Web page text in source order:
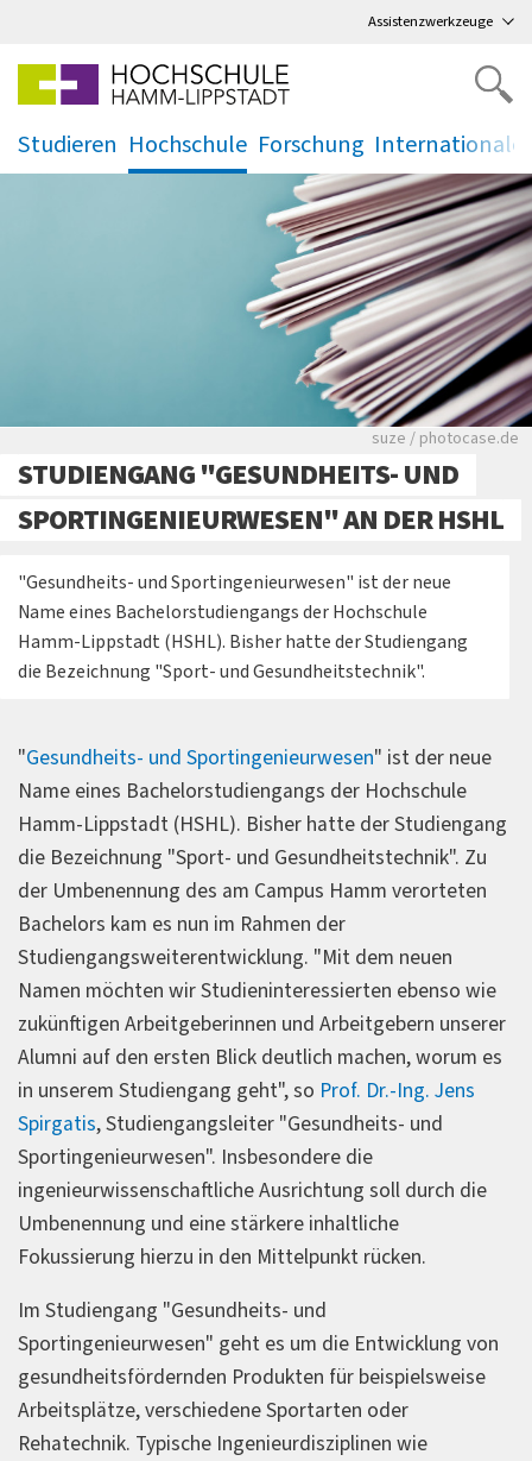
Assistenzwerkzeuge
Studieren
.
Hochschule
.
Forschung
. .
Viele Zeitungen.
suze / photocase.de
STUDIENGANG "GESUNDHEITS- UND
SPORTINGENIEURWESEN" AN DER HSHL
"Gesundheits- und Sportingenieurwesen" ist der neue
Name eines Bachelorstudiengangs der Hochschule
Hamm-Lippstadt (HSHL). Bisher hatte der Studiengang
die Bezeichnung "Sport- und Gesundheitstechnik".
"Gesundheits- und Sportingenieurwesen" ist der neue
Name eines Bachelorstudiengangs der Hochschule
Hamm-Lippstadt (HSHL). Bisher hatte der Studiengang
die Bezeichnung "Sport- und Gesundheitstechnik". Zu
der Umbenennung des am Campus Hamm verorteten
Bachelors kam es nun im Rahmen der
Studiengangsweiterentwicklung. "Mit dem neuen
Namen möchten wir Studieninteressierten ebenso wie
zukünftigen Arbeitgeberinnen und Arbeitgebern unserer
Alumni auf den ersten Blick deutlich machen, worum es
in unserem Studiengang geht", so Prof. Dr.-Ing. Jens
Spirgatis, Studiengangsleiter "Gesundheits- und
Sportingenieurwesen". Insbesondere die
ingenieurwissenschaftliche Ausrichtung soll durch die
Umbenennung und eine stärkere inhaltliche
Fokussierung hierzu in den Mittelpunkt rücken.
Im Studiengang "Gesundheits- und
Sportingenieurwesen" geht es um die Entwicklung von
gesundheitsfördernden Produkten für beispielsweise
Arbeitsplätze, verschiedene Sportarten oder
Rehatechnik. Typische Ingenieurdisziplinen wie